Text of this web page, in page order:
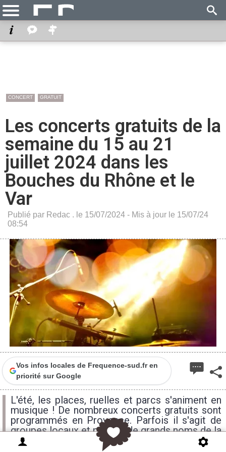
CONCERT GRATUIT
Les concerts gratuits de la
semaine du 15 au 21
juillet 2024 dans les
Bouches du Rhône et le
Var
Publié par Redac . le 15/07/2024 - Mis à jour le 15/07/24
08:54
Vos infos locales de Frequence-sud.fr en
priorité sur Google
L'été, les places, ruelles et parcs s'animent en
musique ! De nombreux concerts gratuits sont
programmés en Provence. Parfois il s'agit de
groupes locaux et parfois de grands noms de la
musique. Vous souhaitez profiter de la musique